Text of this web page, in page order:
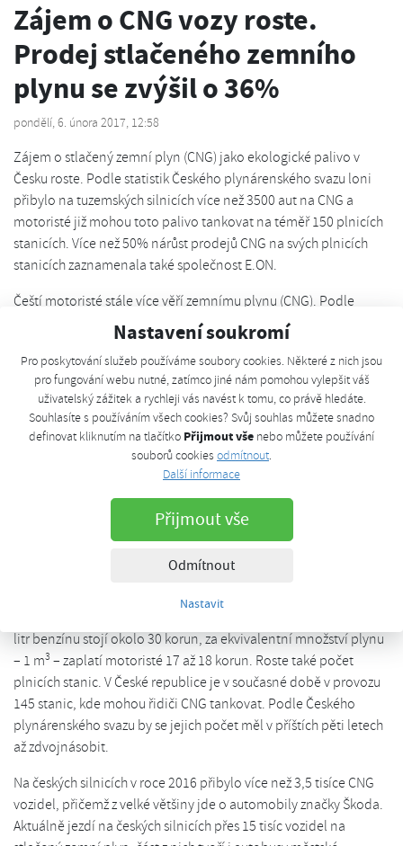
Nastavení soukromí
Pro poskytování služeb používáme soubory cookies. Některé z nich jsou
pro fungování webu nutné, zatímco jiné nám pomohou vylepšit váš
uživatelský zážitek a rychleji vás navést k tomu, co právě hledáte.
Souhlasíte s používáním všech cookies? Svůj souhlas můžete snadno
definovat kliknutím na tlačítko Přijmout vše nebo můžete používání
souborů cookies odmítnout.
Další informace
Přijmout vše
Odmítnout
Nastavit
Zájem o CNG vozy roste.
Prodej stlačeného zemního
plynu se zvýšil o 36%
pondělí, 6. února 2017, 12:58
Zájem o stlačený zemní plyn (CNG) jako ekologické palivo v
Česku roste. Podle statistik Českého plynárenského svazu loni
přibylo na tuzemských silnicích více než 3500 aut na CNG a
motoristé již mohou toto palivo tankovat na téměř 150 plnicích
stanicích. Více než 50% nárůst prodejů CNG na svých plnicích
stanicích zaznamenala také společnost E.ON.
Čeští motoristé stále více věří zemnímu plynu (CNG). Podle
statistik Českého plynárenského svazu totiž loni dosáhla
spotřeba stlačeného zemního plynu jako paliva pro dopravu
téměř 60 milionů m3. Meziročně jde přitom o více než 36%
nárůst. Společnost E.ON, která na území České republiky
provozuje 19 plnicích stanic na CNG, zaznamenala meziroční
zvýšení zájmu o toto palivo o 53 procent. „Loni se nám podařilo
zprovoznit dalších pět nových plnicích stanic, z nichž většina je
otevřena nonstop a motoristé v nich mohou platit CNG kartami i
běžnými platebními kartami. Letos plánujeme síť plnicích stanic
rozšířit o další čtyři až šest,“ popisuje Petr Hrubý ze společnosti
E.ON Energie, a. s.
Za růstem zájmu o CNG stojí především výhodná cena. Pokud
totiž vezmeme v úvahu pouze cenu samotného paliva, pohybují
litr benzínu stojí okolo 30 korun, za ekvivalentní množství plynu
– 1 m3 – zaplatí motoristé 17 až 18 korun. Roste také počet
plnicích stanic. V České republice je v současné době v provozu
145 stanic, kde mohou řidiči CNG tankovat. Podle Českého
plynárenského svazu by se jejich počet měl v příštích pěti letech
až zdvojnásobit.
Na českých silnicích v roce 2016 přibylo více než 3,5 tisíce CNG
vozidel, přičemž z velké většiny jde o automobily značky Škoda.
Aktuálně jezdí na českých silnicích přes 15 tisíc vozidel na